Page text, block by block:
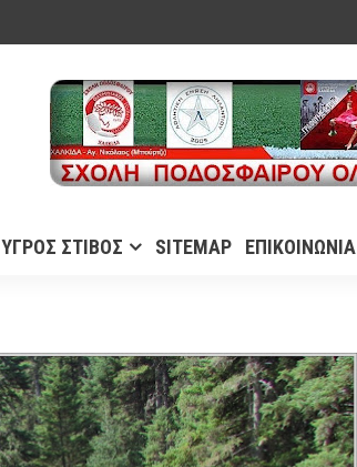
ΥΓΡΟΣ ΣΤΙΒΟΣ SITEMAP ΕΠΙΚΟΙΝΩΝΙΑ